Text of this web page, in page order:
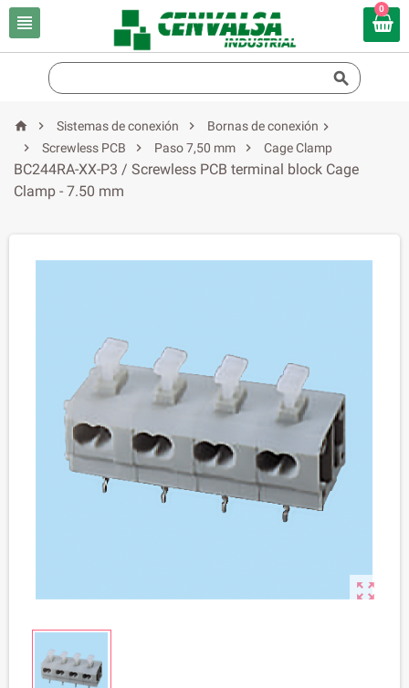

0

  Sistemas de conexión 
Bornas de conexión

Screwless PCB  Paso 7,50 mm  Cage Clamp

BC244RA-XX-P3 / Screwless PCB terminal block Cage
Clamp - 7.50 mm
